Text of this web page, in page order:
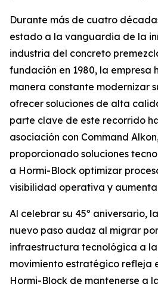
Durante más de cuatro
estado a la vanguardia de la
industria del concreto
fundación en 1980, la empresa
manera constante modernizar
ofrecer soluciones de alta
parte clave de este recorrido
asociación con Command
proporcionado soluciones
a Hormi-Block optimizar
visibilidad operativa y
Al celebrar su 45º aniversario,
nuevo paso audaz al migrar
infraestructura tecnológica a la
movimiento estratégico refleja
Hormi-Block de mantenerse a